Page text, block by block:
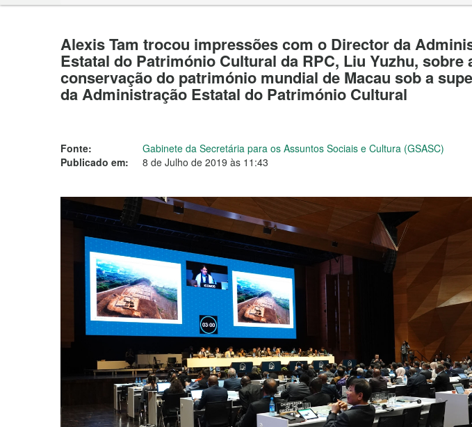
Alexis Tam trocou impressões com o Director da
Estatal do Património Cultural da RPC, Liu Yuzhu, sobre
conservação do património mundial de Macau sob a
da Administração Estatal do Património Cultural
Fonte:
Gabinete da Secretária para os Assuntos Sociais e Cultura (GSASC)
Publicado em:
8 de Julho de 2019 às 11:43